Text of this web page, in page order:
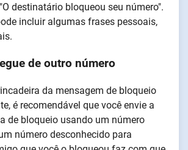
destinatário bloqueou seu número".
incluir algumas frases pessoais,
de outro número
da mensagem de bloqueio
é recomendável que você envie a
de bloqueio usando um número
número desconhecido para